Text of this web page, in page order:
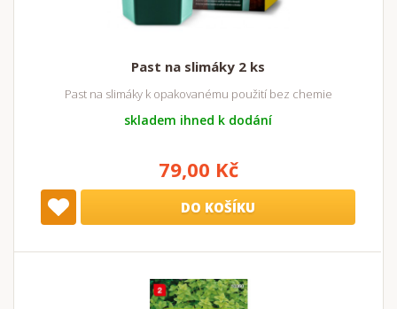
Past na slimáky 2 ks
Past na slimáky k opakovanému použití bez chemie
skladem ihned k dodání
79,00 Kč
DO KOŠÍKU